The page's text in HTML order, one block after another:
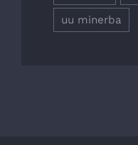
uu minerba